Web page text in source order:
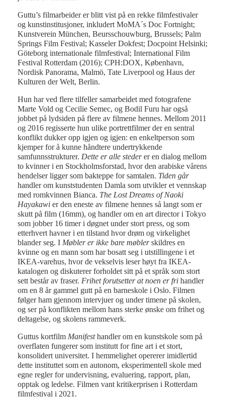
Guttu’s filmarbeider er blitt vist på en rekke filmfestivaler
og kunstinstitusjoner, inkludert MoMA´s Doc Fortnight;
Kunstverein München, Beursschouwburg, Brussels; Palm
Springs Film Festival; Kasseler Dokfest; Docpoint Helsinki;
Göteborg internationale filmfestival; International Film
Festival Rotterdam (2016); CPH:DOX, København,
Nordisk Panorama, Malmö, Tate Liverpool og Haus der
Kulturen der Welt, Berlin.
Hun har ved flere tilfeller samarbeidet med fotografene
Marte Vold og Cecilie Semec, og Bodil Furu har også
jobbet på lydsiden på flere av filmene hennes. Mellom 2011
og 2016 regisserte hun ulike portrettfilmer der en sentral
konflikt dukker opp igjen og igjen: en enkeltperson som
kjemper for å kunne håndtere undertrykkende
samfunnsstrukturer. Dette er alle stederer en dialog mellom
to kvinner i en Stockholmsforstad, hvor den arabiske vårens
hendelser ligger som bakteppe for samtalen. Tiden går
handler om kunststudenten Damla som utvikler et vennskap
med romkvinnen Bianca. The Lost Dreams of Naoki
Hayakawi er den eneste av filmene hennes så langt som er
skutt på film (16mm), og handler om en art director i Tokyo
som jobber 16 timer i døgnet under stort press, og som
etterhvert havner i en tilstand hvor drøm og virkelighet
blander seg. I Møbler er ikke bare møblerskildres en
kvinne og en mann som har bosatt seg i utstillingene i et
IKEA-varehus, hvor de vekselvis leser høyt fra IKEA-
katalogen og diskuterer forholdet sitt på et språk som stort
sett består av fraser. Frihet forutsetter at noen er fri handler
om en 8 år gammel gutt på en barneskole i Oslo. Filmen
følger ham gjennom intervjuer og under timene på skolen,
og ser på konflikten mellom hans sterke ønske om frihet og
deltagelse, og skolens rammeverk.
Guttus kortfilm Manifesthandler om en kunstskole som på
overflaten fungerer som institutt for fine art i et stort,
konsolidert universitet. I hemmelighet opererer imidlertid
dette instituttet som en autonom, eksperimentell skole med
egne regler for undervisning, evaluering, rapport, plan,
opptak og ledelse. Filmen vant kritikerprisen i Rotterdam
filmfestival i 2021.